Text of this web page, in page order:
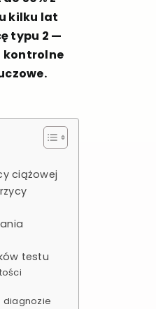
kilku lat
typu 2 —
ciążowej
testu
diagnozie